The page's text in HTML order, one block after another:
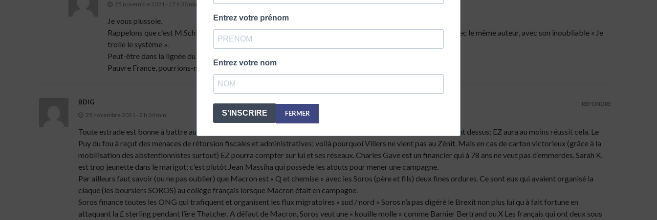
25 novembre 2021 - 17 h 38 min
Je vous plussoie.
Rappelons que c’est M.Schiappa qui avait ouvert le bal, certes dans une émission a priori différente mais avec le même auteur, avec son inoubliable « Je
trolle le système ».
Peut-être dans la lignée du « Grand Oral » du nouveau bac, cet épreuve de singe à bagout?
Pauvre France, pourrions-nous pour le coup sans humour soupirer.
BDIG
25 novembre 2021 - 2 h 04 min
Toute estrade est bonne à battre au vu de l’hystérie ANTI ZEMMOUR déclenchée par le régime des partis. Ils se font dessus; EZ aura au moins réussit cela. Le
Puy du fou à reçut des menaces de rétorsion fiscales et administratives; voilà pourquoi Villers ne vient pas au Zénit. Mais en cas de carton victorieux (grâce à la
mobilisation des abstentionnistes surtout) EZ pourra compter sur lui et ses réseaux. Charles Gave est un financier qui à 78 ans ne veut pas d’emmerdes. Sarah K.
est trop jeunette dans le marigot; c’est plutôt Jean Massiha qui possède les atouts pour mener une campagne.
Par ailleurs faut savoir (ou ne pas oublier) que Macron est « Q et chemise » avec les Soros (père et fils) deux fines ordures. Ce sont eux qui avaient organisé la
claque (les boursiers SOROS) au collège français lorsque Macron était en campagne.
Soros finance toutes les ONG qui trafiquent et organisent les flux migratoires « sud / nord » Soros n’a pas digéré le Brexit non plus lui qu à fait fortune en
attaquant la £ sterling pendant l’ère Thatcher. A défaut de Macron, Soros veut une « kouille molle » comme Barnier Bertrand ou X Les français qui ont deux sous
RÉPONDRE
Entrez votre prénom
Entrez votre nom
S'INSCRIRE FERMER